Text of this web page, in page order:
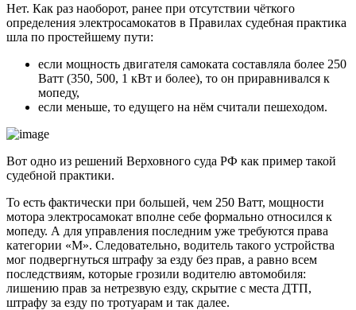
Нет. Как раз наоборот, ранее при отсутствии чёткого
определения электросамокатов в Правилах судебная практика
шла по простейшему пути:
если мощность двигателя самоката составляла более 250
Ватт (350, 500, 1 кВт и более), то он приравнивался к
мопеду,
если меньше, то едущего на нём считали пешеходом.
Вот одно из решений Верховного суда РФ как пример такой
судебной практики.
То есть фактически при большей, чем 250 Ватт, мощности
мотора электросамокат вполне себе формально относился к
мопеду. А для управления последним уже требуются права
категории «M». Следовательно, водитель такого устройства
мог подвергнуться штрафу за езду без прав, а равно всем
последствиям, которые грозили водителю автомобиля:
лишению прав за нетрезвую езду, скрытие с места ДТП,
штрафу за езду по тротуарам и так далее.